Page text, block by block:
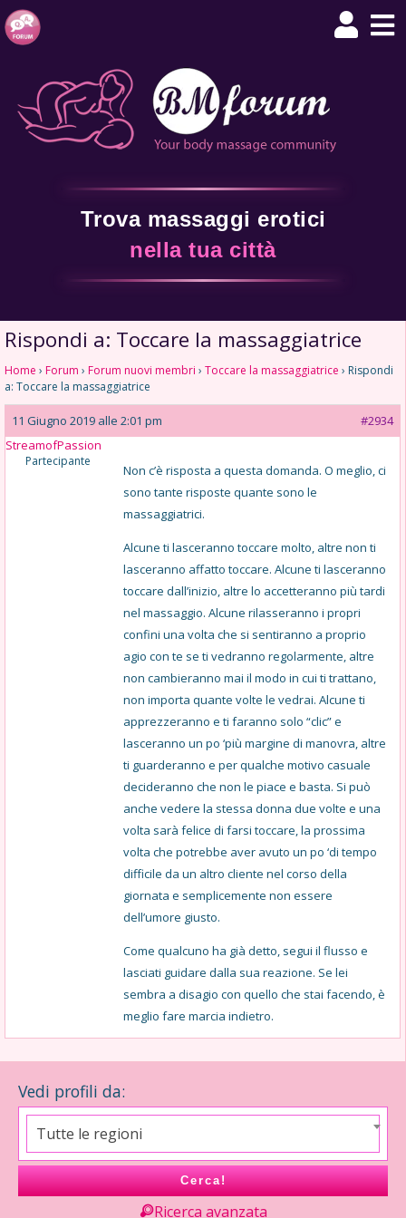
Trova massaggi erotici
nella tua città
Rispondi a: Toccare la massaggiatrice
Home › Forum › Forum nuovi membri › Toccare la massaggiatrice › Rispondi
a: Toccare la massaggiatrice
11 Giugno 2019 alle 2:01 pm
#2934
StreamofPassion
Partecipante
Non c’è risposta a questa domanda. O meglio, ci
sono tante risposte quante sono le
massaggiatrici.
Alcune ti lasceranno toccare molto, altre non ti
lasceranno affatto toccare. Alcune ti lasceranno
toccare dall’inizio, altre lo accetteranno più tardi
nel massaggio. Alcune rilasseranno i propri
confini una volta che si sentiranno a proprio
agio con te se ti vedranno regolarmente, altre
non cambieranno mai il modo in cui ti trattano,
non importa quante volte le vedrai. Alcune ti
apprezzeranno e ti faranno solo “clic” e
lasceranno un po ‘più margine di manovra, altre
ti guarderanno e per qualche motivo casuale
decideranno che non le piace e basta. Si può
anche vedere la stessa donna due volte e una
volta sarà felice di farsi toccare, la prossima
volta che potrebbe aver avuto un po ‘di tempo
difficile da un altro cliente nel corso della
giornata e semplicemente non essere
dell’umore giusto.
Come qualcuno ha già detto, segui il flusso e
lasciati guidare dalla sua reazione. Se lei
sembra a disagio con quello che stai facendo, è
meglio fare marcia indietro.
Vedi profili da:
Tutte le regioni
Cerca!
Ricerca avanzata